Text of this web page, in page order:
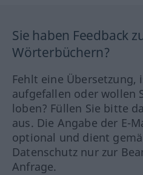
Sie haben Feedback
Wörterbüchern?
Fehlt eine Übersetzung,
aufgefallen oder wollen
loben? Füllen Sie bitte
aus. Die Angabe der E-
optional und dient
Datenschutz nur zur
Anfrage.